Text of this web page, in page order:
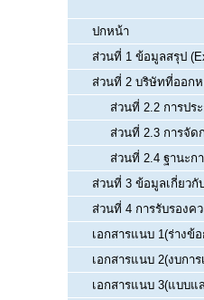
ปกหน้า
ส่วนที่ 1 ข้อมูลสรุป
ส่วนที่ 2 บริษัทที่ออก
ส่วนที่ 2.2 การปร
ส่วนที่ 2.3 การจัด
ส่วนที่ 2.4 ฐานะก
ส่วนที่ 3 ข้อมูลเกี่ยวกั
ส่วนที่ 4 การรับรองค
เอกสารแนบ 1(ร่างข้
เอกสารแนบ 2(งบการ
เอกสารแนบ 3(แบบแ